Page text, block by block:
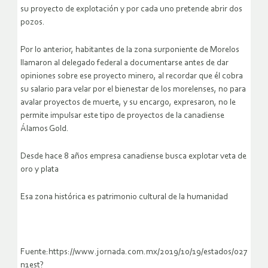
su proyecto de explotación y por cada uno pretende abrir dos
pozos.
Por lo anterior, habitantes de la zona surponiente de Morelos
llamaron al delegado federal a documentarse antes de dar
opiniones sobre ese proyecto minero, al recordar que él cobra
su salario para velar por el bienestar de los morelenses, no para
avalar proyectos de muerte, y su encargo, expresaron, no le
permite impulsar este tipo de proyectos de la canadiense
Álamos Gold.
Desde hace 8 años empresa canadiense busca explotar veta de
oro y plata
Esa zona histórica es patrimonio cultural de la humanidad
Fuente:https://www.jornada.com.mx/2019/10/19/estados/027
n1est?